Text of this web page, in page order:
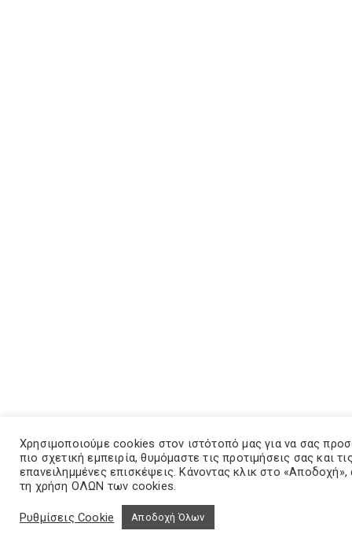
Χρησιμοποιούμε cookies στον ιστότοπό μας για να σας
πιο σχετική εμπειρία, θυμόμαστε τις προτιμήσεις σας και
επανειλημμένες επισκέψεις. Κάνοντας κλικ στο
τη χρήση ΟΛΩΝ των cookies.
Ρυθμίσεις Cookie Αποδοχή Όλων